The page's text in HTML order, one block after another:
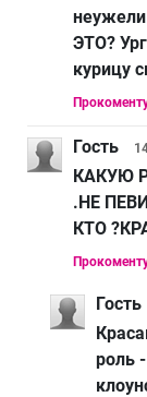
неужели
ЭТО?
курицу
Гость
КАКУЮ
.НЕ
КТО
Гость
роль